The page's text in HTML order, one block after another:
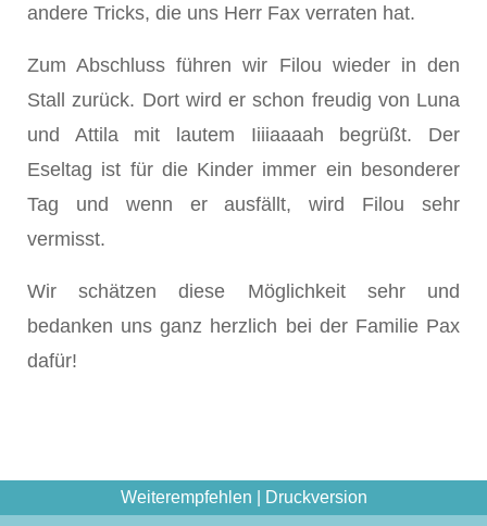
andere Tricks, die uns Herr Fax verraten hat.
Zum Abschluss führen wir Filou wieder in den
Stall zurück. Dort wird er schon freudig von Luna
und Attila mit lautem Iiiiaaaah begrüßt. Der
Eseltag ist für die Kinder immer ein besonderer
Tag und wenn er ausfällt, wird Filou sehr
vermisst.
Wir schätzen diese Möglichkeit sehr und
bedanken uns ganz herzlich bei der Familie Pax
dafür!
Weiterempfehlen Druckversion